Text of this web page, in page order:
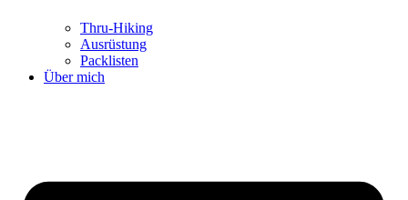
Thru-Hiking
Ausrüstung
Packlisten
Über mich